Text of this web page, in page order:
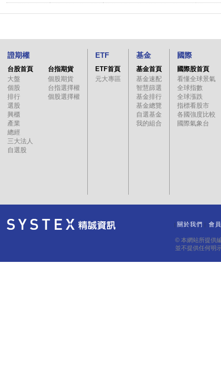
證期權
台股首頁
大盤
個股
排行
選股
興櫃
產業
總經
三大法人
自選股
台指期貨
個股期貨
台指選擇權
個股選擇權
ETF
ETF首頁
元大專區
基金
基金首頁
基金速配
智慧篩選
基金排行
基金總覽
自選基金
我的組合
國際
國際股首頁
看懂全球景氣
全球指數
全球漲跌
指標看股市
各國強度比較
國際氣象台
關於我們 會
© 本網站所提供
並不提供任何明